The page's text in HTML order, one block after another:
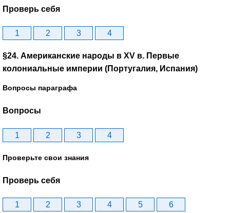
Проверь себя
1 2 3 4
§24. Американские народы в XV в. Первые
колониальные империи (Португалия, Испания)
Вопросы параграфа
Вопросы
1 2 3 4
Проверьте свои знания
Проверь себя
1 2 3 4 5 6